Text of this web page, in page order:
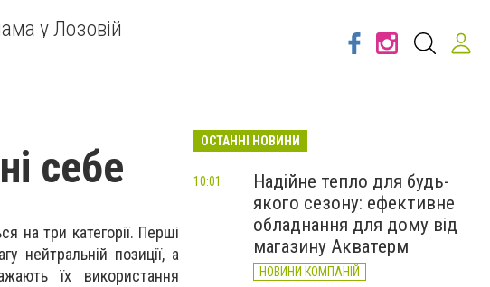
у Лозовій
себе
на три категорії. Перші
нейтральній позиції, а
їх використання
ОСТАННІ НОВИНИ
Надійне тепло для будь-
якого сезону: ефективне
обладнання для дому від
магазину Акватерм
НОВИНИ КОМПАНІЙ
10:01